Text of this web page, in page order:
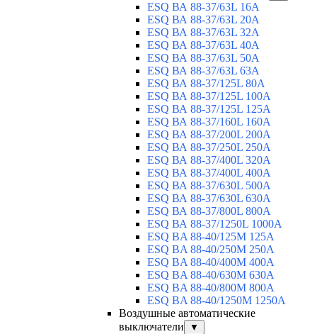
ESQ ВА 88-37/63L 16A
ESQ ВА 88-37/63L 20A
ESQ ВА 88-37/63L 32A
ESQ ВА 88-37/63L 40A
ESQ ВА 88-37/63L 50A
ESQ ВА 88-37/63L 63A
ESQ ВА 88-37/125L 80A
ESQ ВА 88-37/125L 100A
ESQ ВА 88-37/125L 125A
ESQ ВА 88-37/160L 160A
ESQ ВА 88-37/200L 200A
ESQ ВА 88-37/250L 250A
ESQ ВА 88-37/400L 320A
ESQ ВА 88-37/400L 400A
ESQ ВА 88-37/630L 500A
ESQ ВА 88-37/630L 630A
ESQ ВА 88-37/800L 800A
ESQ ВА 88-37/1250L 1000A
ESQ BA 88-40/125M 125A
ESQ BA 88-40/250M 250A
ESQ BA 88-40/400M 400A
ESQ BA 88-40/630М 630A
ESQ BA 88-40/800M 800A
ESQ BA 88-40/1250М 1250A
Воздушные автоматические
выключатели
▼